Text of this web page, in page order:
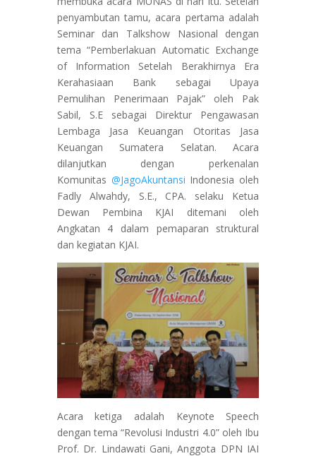
penyambutan tamu, acara pertama adalah
Seminar dan Talkshow Nasional dengan
tema “Pemberlakuan Automatic Exchange
of Information Setelah Berakhirnya Era
Kerahasiaan Bank sebagai Upaya
Pemulihan Penerimaan Pajak” oleh Pak
Sabil, S.E sebagai Direktur Pengawasan
Lembaga Jasa Keuangan Otoritas Jasa
Keuangan Sumatera Selatan. Acara
dilanjutkan dengan perkenalan
Komunitas @JagoAkuntansi Indonesia oleh
Fadly Alwahdy, S.E., CPA. selaku Ketua
Dewan Pembina KJAI ditemani oleh
Angkatan 4 dalam pemaparan struktural
dan kegiatan KJAI.
Acara ketiga adalah Keynote Speech
dengan tema “Revolusi Industri 4.0” oleh Ibu
Prof. Dr. Lindawati Gani, Anggota DPN IAI